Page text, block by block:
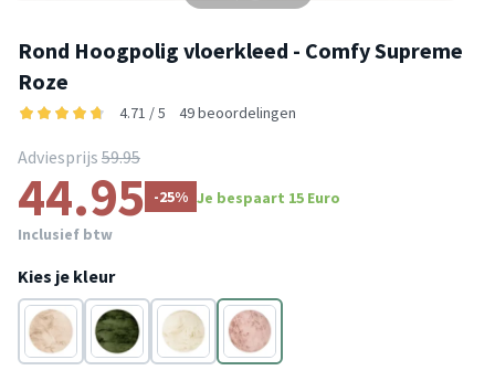
Rond Hoogpolig vloerkleed - Comfy Supreme
Roze
4.71 / 5 49 beoordelingen
Adviesprijs 59.95
44.95 -25% Je bespaart 15 Euro
Inclusief btw
Kies je kleur
Beige Groen Crème
Roze